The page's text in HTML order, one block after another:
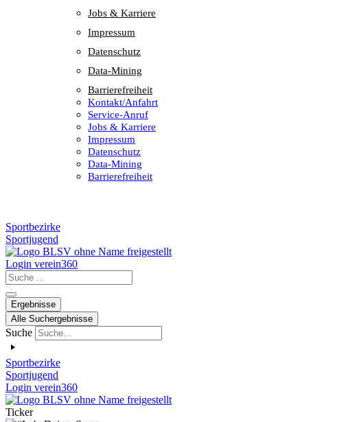
Jobs & Karriere
Impres­sum
Daten­schutz
Data-Mining
Barrie­re­frei­heit
Kontakt/​​Anfahrt
Service-Anruf
Jobs & Karriere
Impres­sum
Daten­schutz
Data-Mining
Barrie­re­frei­heit
Sportbezirke
Sportjugend
Login verein360
Search
...
Ergebnisse
Alle Suchergebnisse
Suche
Sportbezirke
Sportjugend
Login verein360
Ticker